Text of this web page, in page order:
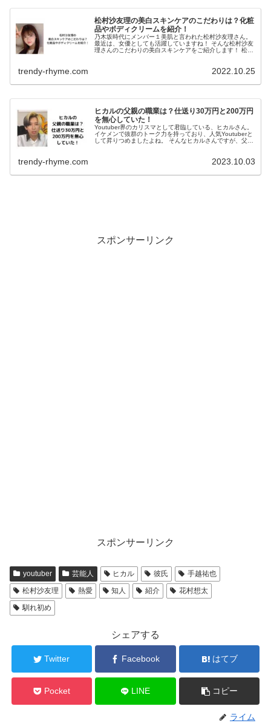
松村沙友理の美白スキンケアのこだわりは？化粧
品やボディクリームを紹介！
乃木坂時代にメンバー１美肌と言われた松村沙友理さん。
最近は、女優としても活躍していますね！ そんな松村沙友
理さんのこだわりの美白スキンケアをご紹介します！ 松村
trendy-rhyme.com 2022.10.25
ヒカルの父親の職業は？仕送り30万円と200万円
を無心していた！
Youtuber界のカリスマとして君臨している、ヒカルさん。
イケメンで抜群のトーク力を持っており、人気Youtuberと
して昇りつめましたよね。 そんなヒカルさんですが、父親
trendy-rhyme.com 2023.10.03
スポンサーリンク
スポンサーリンク
youtuber 芸能人 ヒカル 彼氏
手越祐也
松村沙友理
熱愛 知人 紹介
花村想太
馴れ初め
シェアする
Twitter Facebook はてブ
Pocket LINE コピー
ライム